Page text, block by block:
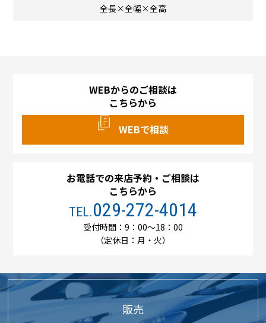
全長×全幅×全高
WEBからのご相談は
こちらから
WEBで相談
お電話での来店予約・ご相談は
こちらから
TEL.029-272-4014
受付時間：9：00～18：00
（定休日：月・火）
販売